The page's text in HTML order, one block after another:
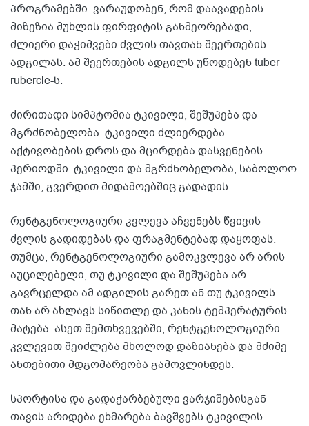
პროგრამებში. ვარაუდობენ, რომ დაავადების
მიზეზია მუხლის ფირფიტის განმეორებადი,
ძლიერი დაჭიმვები ძვლის თავთან შეერთების
ადგილას. ამ შეერთების ადგილს უწოდებენ tuber
rubercle-ს.
ძირითადი სიმპტომია ტკივილი, შეშუპება და
მგრძნობელობა. ტკივილი ძლიერდება
აქტივობების დროს და მცირდება დასვენების
პერიოდში. ტკივილი და მგრძნობელობა, საბოლოო
ჯამში, გვერდით მიდამოებშიც გადადის.
რენტგენოლოგიური კვლევა აჩვენებს წვივის
ძვლის გადიდებას და ფრაგმენტებად დაყოფას.
თუმცა, რენტგენოლოგიური გამოკვლევა არ არის
აუცილებელი, თუ ტკივილი და შეშუპება არ
გავრცელდა ამ ადგილის გარეთ ან თუ ტკივილს
თან არ ახლავს სიწითლე და კანის ტემპერატურის
მატება. ასეთ შემთხვევებში, რენტგენოლოგიური
კვლევით შეიძლება მხოლოდ დაზიანება და მძიმე
ანთებითი მდგომარეობა გამოვლინდეს.
სპორტისა და გადაჭარბებული ვარჯიშებისგან
თავის არიდება ეხმარება ბავშვებს ტკივილის